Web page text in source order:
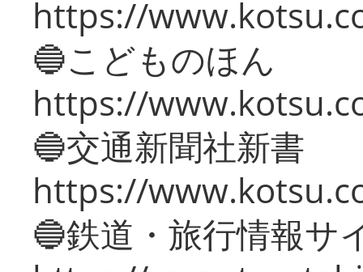
https://
🔵こどものほん
https://
🔵交通新聞社新書
https://
🔵鉄道・旅行情報サ